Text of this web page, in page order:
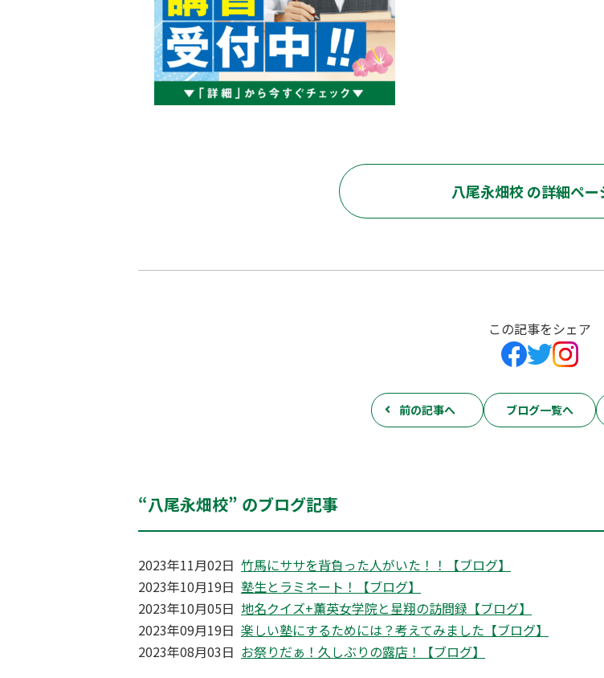
八尾永畑校 の詳細ペー
この記事をシェア
前の記事へ ブログ一覧へ
“八尾永畑校” のブログ記事
2023年11月02日 竹馬にササを背負った人がいた！！【ブログ】
2023年10月19日 塾生とラミネート！【ブログ】
2023年10月05日 地名クイズ+薫英女学院と星翔の訪問録【ブログ】
2023年09月19日 楽しい塾にするためには？考えてみました【ブログ】
2023年08月03日 お祭りだぁ！久しぶりの露店！【ブログ】